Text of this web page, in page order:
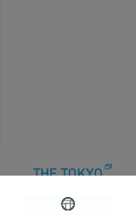
THE TOKYO
「もう、汗らない」SOLOTEX TEE